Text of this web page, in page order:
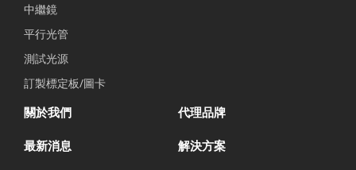
中繼鏡
平行光管
測試光源
訂製標定板/圖卡
關於我們 代理品牌
最新消息 解決方案